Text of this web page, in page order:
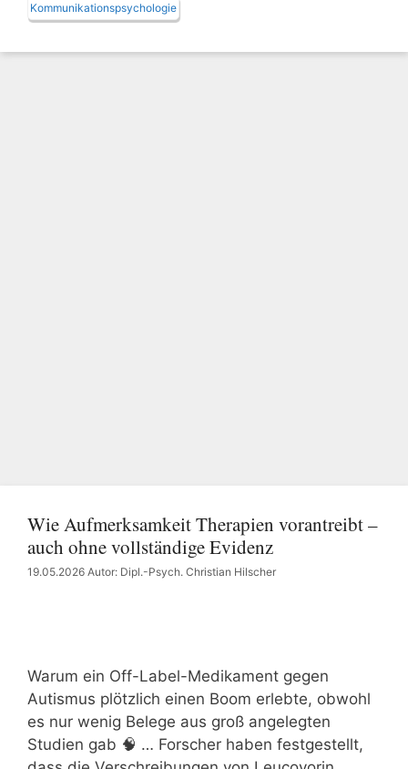
Kommunikationspsychologie
Wie Aufmerksamkeit Therapien vorantreibt –
auch ohne vollständige Evidenz
19.05.2026 Autor: Dipl.-Psych. Christian Hilscher
Warum ein Off-Label-Medikament gegen
Autismus plötzlich einen Boom erlebte, obwohl
es nur wenig Belege aus groß angelegten
Studien gab 🧠 … Forscher haben festgestellt,